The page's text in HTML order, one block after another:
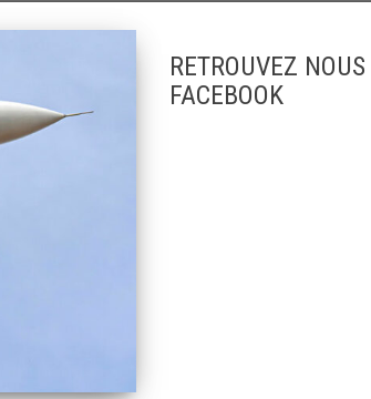
RETROUVEZ
FACEBOOK